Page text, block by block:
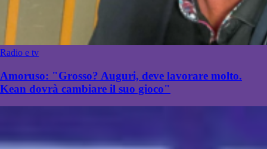
Radio e tv
Amoruso: "Grosso? Auguri, deve lavorare molto.
Kean dovrà cambiare il suo gioco"